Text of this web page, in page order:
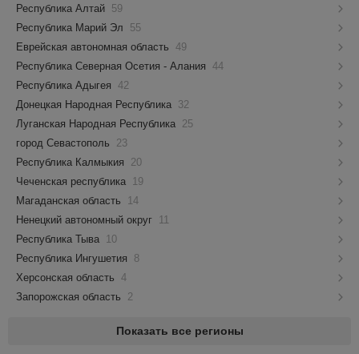
Республика Алтай 59
Республика Марий Эл
55
Еврейская автономная область 49
Республика Северная Осетия - Алания 44
Республика Адыгея 42
Донецкая Народная Республика 32
Луганская Народная Республика 25
город Севастополь
23
Республика Калмыкия
20
Чеченская республика
19
Магаданская область
14
Ненецкий автономный округ
11
Республика Тыва
10
Республика Ингушетия
8
Херсонская область 4
Запорожская область
2
Показать все регионы